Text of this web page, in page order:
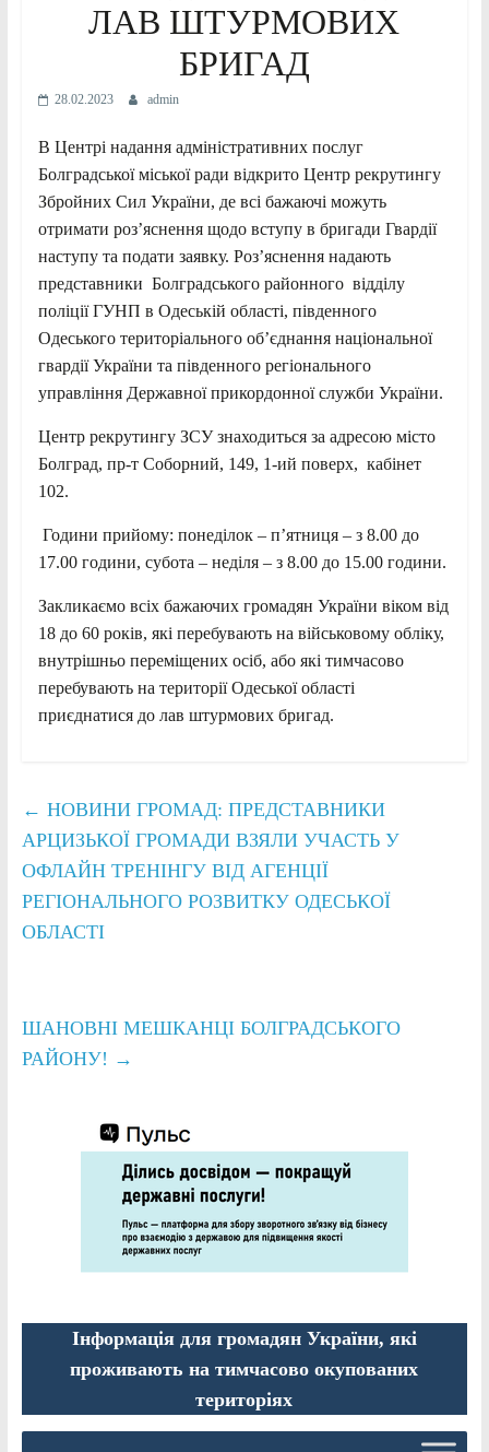
ЛАВ ШТУРМОВИХ
БРИГАД
28.02.2023 admin
В Центрі надання адміністративних послуг
Болградської міської ради відкрито Центр рекрутингу
Збройних Сил України, де всі бажаючі можуть
отримати роз’яснення щодо вступу в бригади Гвардії
наступу та подати заявку. Роз’яснення надають
представники Болградського районного відділу
поліції ГУНП в Одеській області, південного
Одеського територіального об’єднання національної
гвардії України та південного регіонального
управління Державної прикордонної служби України.
Центр рекрутингу ЗСУ знаходиться за адресою місто
Болград, пр-т Соборний, 149, 1-ий поверх, кабінет
102.
Години прийому: понеділок – п’ятниця – з 8.00 до
17.00 години, субота – неділя – з 8.00 до 15.00 години.
Закликаємо всіх бажаючих громадян України віком від
18 до 60 років, які перебувають на військовому обліку,
внутрішньо переміщених осіб, або які тимчасово
перебувають на території Одеської області
приєднатися до лав штурмових бригад.
← НОВИНИ ГРОМАД: ПРЕДСТАВНИКИ
АРЦИЗЬКОЇ ГРОМАДИ ВЗЯЛИ УЧАСТЬ У
ОФЛАЙН ТРЕНІНГУ ВІД АГЕНЦІЇ
РЕГІОНАЛЬНОГО РОЗВИТКУ ОДЕСЬКОЇ
ОБЛАСТІ
ШАНОВНІ МЕШКАНЦІ БОЛГРАДСЬКОГО
РАЙОНУ! →
Інформація для громадян України, які
проживають на тимчасово окупованих
територіях